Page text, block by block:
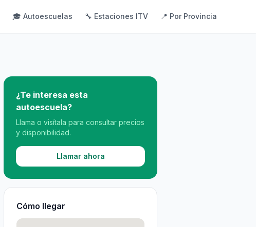
🎓 Autoescuelas 🔧 Estaciones ITV 📍 Por Provincia
¿Te interesa esta
autoescuela?
Llama o visítala para consultar precios
y disponibilidad.
Llamar ahora
Cómo llegar